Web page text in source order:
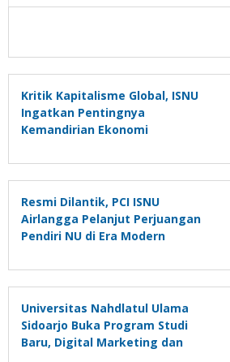
Kritik Kapitalisme Global, ISNU
Ingatkan Pentingnya
Kemandirian Ekonomi
Resmi Dilantik, PCI ISNU
Airlangga Pelanjut Perjuangan
Pendiri NU di Era Modern
Universitas Nahdlatul Ulama
Sidoarjo Buka Program Studi
Baru, Digital Marketing dan